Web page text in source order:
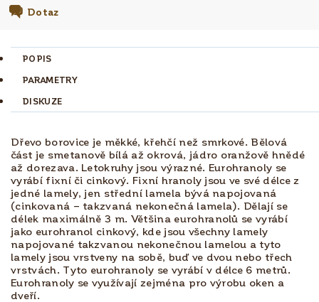
Dotaz
POPIS
PARAMETRY
DISKUZE
Dřevo borovice je měkké, křehčí než smrkové. Bělová
část je smetanově bílá až okrová, jádro oranžově hnědé
až dorezava. Letokruhy jsou výrazné. Eurohranoly se
vyrábí fixní či cinkový. Fixní hranoly jsou ve své délce z
jedné lamely, jen střední lamela bývá napojovaná
(cinkovaná – takzvaná nekonečná lamela). Dělají se
délek maximálně 3 m. Většina eurohranolů se vyrábí
jako eurohranol cinkový, kde jsou všechny lamely
napojované takzvanou nekonečnou lamelou a tyto
lamely jsou vrstveny na sobě, buď ve dvou nebo třech
vrstvách. Tyto eurohranoly se vyrábí v délce 6 metrů.
Eurohranoly se využívají zejména pro výrobu oken a
dveří.